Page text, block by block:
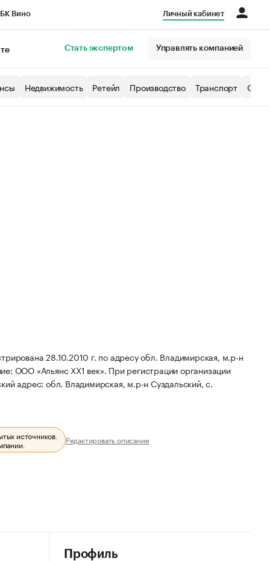
Вино Личный кабинет
Стать экспертом Управлять компанией
Недвижимость Ретейл Производство Транспорт
28.10.2010 г. по адресу обл. Владимирская, м.р-н
ООО «Альянс ХХ1 век». При регистрации организации
адрес: обл. Владимирская, м.р-н Суздальский, с.
источников. Редактировать описание
Профиль